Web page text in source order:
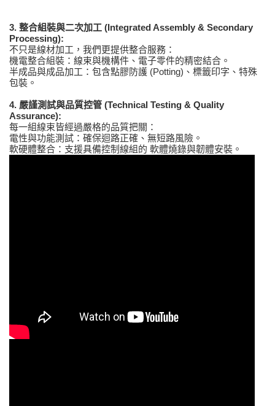
3. 整合組裝與二次加工 (Integrated Assembly & Secondary
Processing):
不只是線材加工，我們更提供整合服務：
機電整合組裝：線束與機構件、電子零件的精密結合。
半成品與成品加工：包含點膠防護 (Potting)、標籤印字、特殊
包裝。
4. 嚴謹測試與品質控管 (Technical Testing & Quality
Assurance):
每一組線束皆經過嚴格的品質把關：
電性與功能測試：確保迴路正確、無短路風險。
軟硬體整合：支援具備控制線組的 軟體燒錄與韌體安裝。